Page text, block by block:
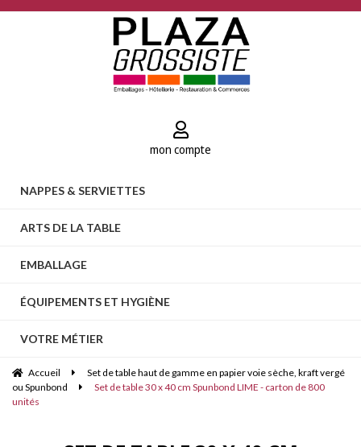
mon compte
NAPPES & SERVIETTES
ARTS DE LA TABLE
EMBALLAGE
ÉQUIPEMENTS ET HYGIÈNE
VOTRE MÉTIER
Accueil
Set de table haut de gamme en papier voie sèche, kraft vergé
ou Spunbond
Set de table 30 x 40 cm Spunbond LIME - carton de 800
unités